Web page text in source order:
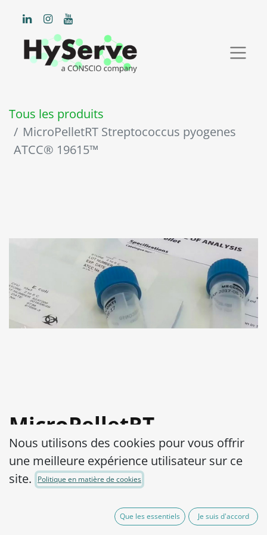
Tous les produits
MicroPelletRT Streptococcus pyogenes
ATCC® 19615™
MicroPelletRT
Streptococcus
pyogenes ATCC®
MPRTS0900010
Nous utilisons des cookies pour vous offrir
une meilleure expérience utilisateur sur ce
site.
Politique en matière de cookies
Que les essentiels Je suis d'accord